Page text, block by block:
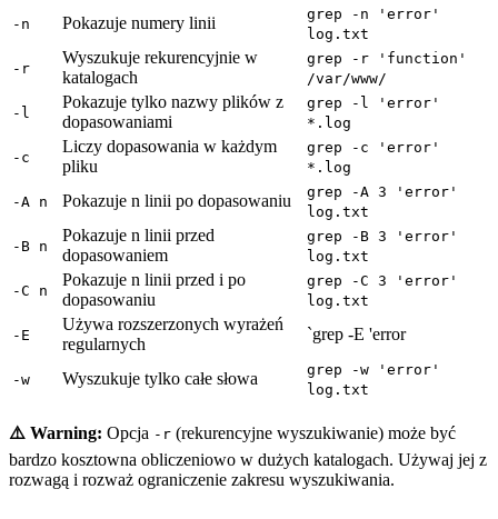
-n Pokazuje numery linii
grep -n 'error'
log.txt
-r
Wyszukuje rekurencyjnie w
katalogach
grep -r 'function'
/var/www/
-l
Pokazuje tylko nazwy plików z
dopasowaniami
grep -l 'error'
*.log
-c
Liczy dopasowania w każdym
pliku
grep -c 'error'
*.log
-A n Pokazuje n linii po dopasowaniu
grep -A 3 'error'
log.txt
-B n
Pokazuje n linii przed
dopasowaniem
grep -B 3 'error'
log.txt
-C n
Pokazuje n linii przed i po
dopasowaniu
grep -C 3 'error'
log.txt
-E
Używa rozszerzonych wyrażeń
regularnych
`grep -E 'error
-w Wyszukuje tylko całe słowa
grep -w 'error'
log.txt
⚠️ Warning: Opcja -r (rekurencyjne wyszukiwanie) może być
bardzo kosztowna obliczeniowo w dużych katalogach. Używaj jej z
rozwagą i rozważ ograniczenie zakresu wyszukiwania.